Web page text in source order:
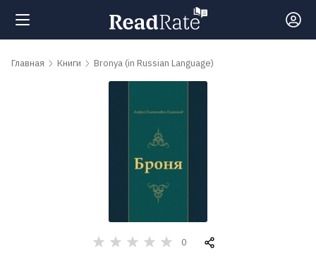
Поиск
Главная Книги Bronya (in Russian Language)
0